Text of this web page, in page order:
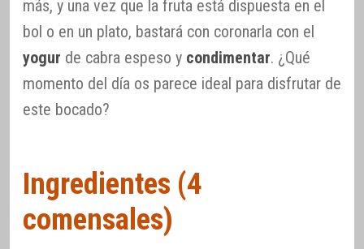
más, y una vez que la fruta está dispuesta en el
bol o en un plato, bastará con coronarla con el
yogur de cabra espeso y condimentar. ¿Qué
momento del día os parece ideal para disfrutar de
este bocado?
Ingredientes (4
comensales)